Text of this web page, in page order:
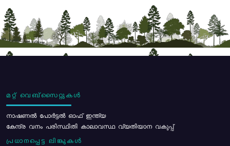
മറ്റ് വെബ്സൈറ്റുകൾ
നാഷണൽ പോർട്ടൽ ഓഫ് ഇന്ത്യ
കേന്ദ്ര വനം പരിസ്ഥിതി കാലാവസ്ഥ വ്യതിയാന വകുപ്പ്
പ്രധാനപ്പെട്ട ലിങ്കുകൾ